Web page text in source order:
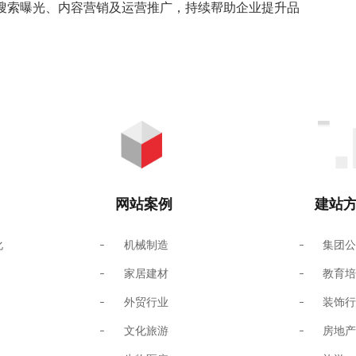
曝光、内容营销及运营推广，持续帮助企业提升品
网站案例
机械制造
家居建材
外贸行业
文化旅游
建站
集团
教育培
装饰
房地产